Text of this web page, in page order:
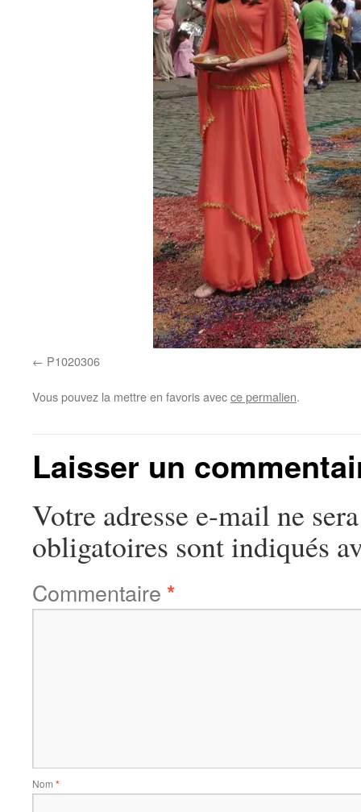
P1020306
Vous pouvez la mettre en favoris avecce permalien.
Laisser un
Votre adresse e-mail ne
obligatoires sont indiqués
Commentaire *
Nom *